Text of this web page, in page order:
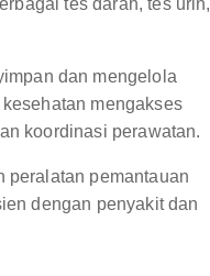
dan mengelola
mengakses
koordinasi perawatan.
peralatan pemantauan
dengan penyakit dan